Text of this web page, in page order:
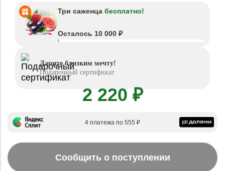
Три саженца бесплатно!
Осталось 10 000 ₽
Дарите близким мечту!
Подарочный сертификат
2 220 ₽
4 платежа по 555 ₽
Сообщить о поступлении